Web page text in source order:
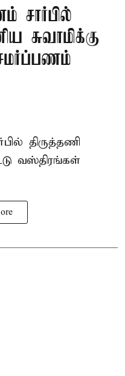
சார்பில்
சுவாமிக்கு
திருத்தணி
வஸ்திரங்கள்